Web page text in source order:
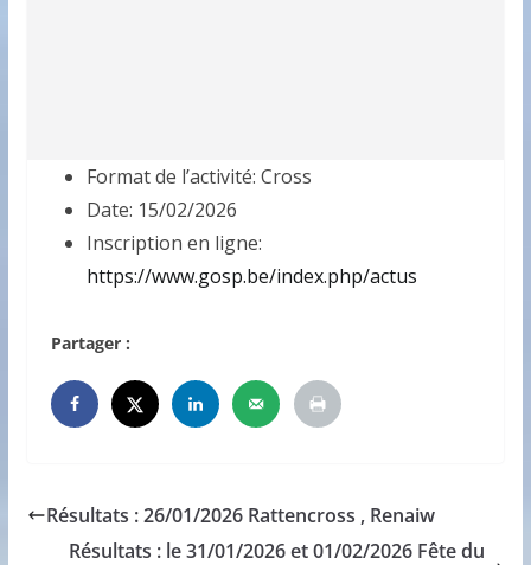
Format de l’activité: Cross
Date: 15/02/2026
Inscription en ligne:
https://www.gosp.be/index.php/actus
Partager :
Résultats : 26/01/2026 Rattencross , Renaiw
Résultats : le 31/01/2026 et 01/02/2026 Fête du